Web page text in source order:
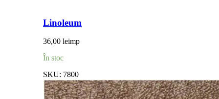
Linoleum
36,00 leimp
În stoc
SKU: 7800